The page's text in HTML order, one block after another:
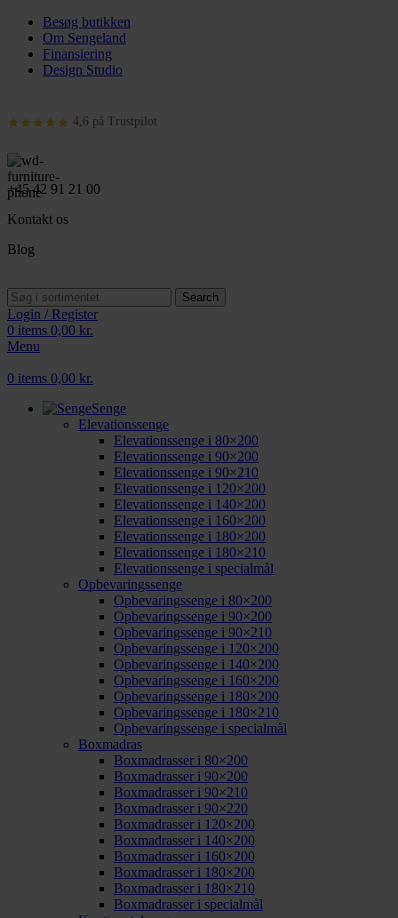
Besøg butikken
Om Sengeland
Finansiering
Design Studio
4,6 på Trustpilot
+45 42 91 21 00
Kontakt os
Blog
Search
Login / Register
0 items 0,00 kr.
Menu
0 items 0,00 kr.
Senge
Elevationssenge
Elevationssenge i 80×200
Elevationssenge i 90×200
Elevationssenge i 90×210
Elevationssenge i 120×200
Elevationssenge i 140×200
Elevationssenge i 160×200
Elevationssenge i 180×200
Elevationssenge i 180×210
Elevationssenge i specialmål
Opbevaringssenge
Opbevaringssenge i 80×200
Opbevaringssenge i 90×200
Opbevaringssenge i 90×210
Opbevaringssenge i 120×200
Opbevaringssenge i 140×200
Opbevaringssenge i 160×200
Opbevaringssenge i 180×200
Opbevaringssenge i 180×210
Opbevaringssenge i specialmål
Boxmadras
Boxmadrasser i 80×200
Boxmadrasser i 90×200
Boxmadrasser i 90×210
Boxmadrasser i 90×220
Boxmadrasser i 120×200
Boxmadrasser i 140×200
Boxmadrasser i 160×200
Boxmadrasser i 180×200
Boxmadrasser i 180×210
Boxmadrasser i specialmål